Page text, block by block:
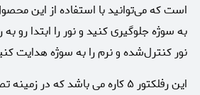
است که می‌توانید با استفاده از این
به سوژه جلوگیری کنید و نور را ابتدا رو
نور کنترل‌شده و نرم را به سوژه هدایت
این رفلکتور ۵ کاره می باشد که در